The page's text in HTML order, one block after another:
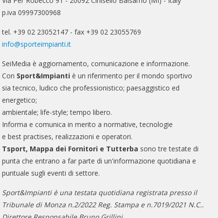
p.iva 09997300968
tel. +39 02 23052147 - fax +39 02 23055769
info@sporteimpianti.it
SeiMedia è aggiornamento, comunicazione e informazione.
Con Sport&Impianti è un riferimento per il mondo sportivo
sia tecnico, ludico che professionistico; paesaggistico ed
energetico;
ambientale; life-style; tempo libero.
Informa e comunica in merito a normative, tecnologie
e best practises, realizzazioni e operatori.
Tsport, Mappa dei Fornitori e Tutterba sono tre testate di
punta che entrano a far parte di un'informazione quotidiana e
puntuale sugli eventi di settore.
Sport&Impianti è una testata quotidiana registrata presso il
Tribunale di Monza n.2/2022 Reg. Stampa e n.7019/2021 N.C..